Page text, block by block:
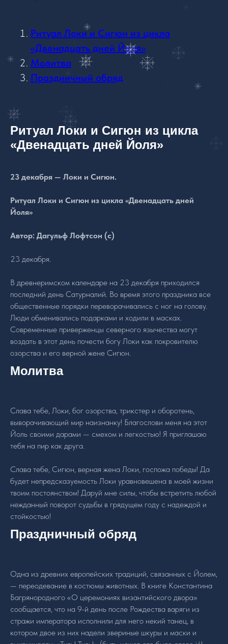
Ритуал Локи и Сигюн из цикла
«Двенадцать дней Йоля»
Молитва
Праздничный обряд
Ритуал Локи и Сигюн из цикла
«Двенадцать дней Йоля»
23 декабря — Локи и Сигюн.
Ритуал Локи и Сигюн из цикла «Двенадцать дней
Йоля»
Автор: Дагульф Лофтсон (c)
23 декабря.
В древнеримском календаре на 23 декабря приходился
последний день Сатурналий. Во время этого праздника все
общественные порядки переворачивались с ног на голову.
Люди обменивались подарками и ходили в масках.
Современные приверженцы северного язычества могут
воздать в этот день почести богу Локи как покровителю
озорства и его верной жене Сигюн.
Молитва
Слава тебе, Локи, бог озорства, трикстер и оборотень,
выворачивающий мир наизнанку! Благослови меня на этот
Йоль своими дарами — смехом и легкостью! Я приглашаю
тебя на пир как друга.
Слава тебе, Сигюн, верная жена Локи, госпожа победы! Да
будет непредсказуемость Локи уравновешена в моей жизни
твоим постоянством! Даруй мне силы, чтобы встретить любой
нежданный поворот судьбы в грядущем году с надеждой и
стойкостью!
Праздничный обряд
Одна из древних европейских традиций, связанных с Йолем,
— переодевание в костюмы животных. В книге Константина
Багрянородного «О церемониях византийского двора»
сообщается, что на 9-й день после Рождества варяги из
стражи императора исполнили для него некий танец, в
котором двое из них надели звериные шкуры и маски и